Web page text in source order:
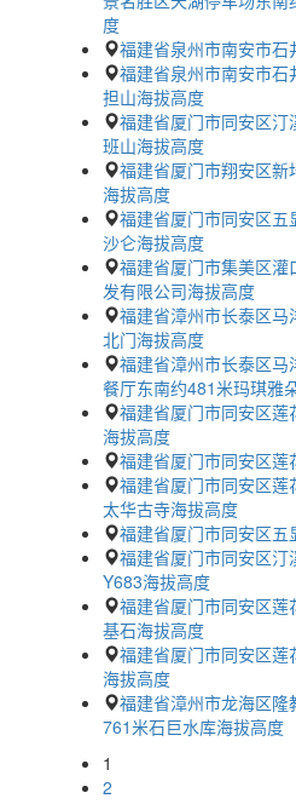
度
福建省泉州市南安市石
福建省泉州市南安市
担山海拔高度
福建省厦门市同安区
班山海拔高度
福建省厦门市翔安区
海拔高度
福建省厦门市同安区五
沙仑海拔高度
福建省厦门市集美区
发有限公司海拔高度
福建省漳州市长泰区
北门海拔高度
福建省漳州市长泰区
餐厅东南约481米玛琪雅
福建省厦门市同安区
海拔高度
福建省厦门市同安区
福建省厦门市同安区
太华古寺海拔高度
福建省厦门市同安区
福建省厦门市同安区
Y683海拔高度
福建省厦门市同安区
基石海拔高度
福建省厦门市同安区
海拔高度
福建省漳州市龙海区
761米石巨水库海拔高度
1
2